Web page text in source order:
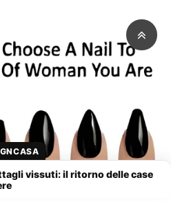
vissuti: il ritorno delle case